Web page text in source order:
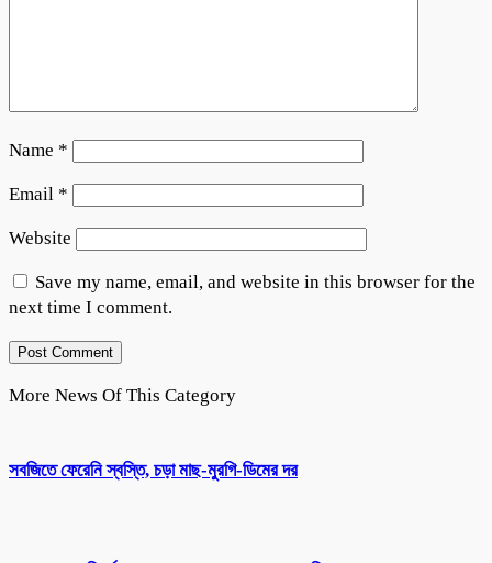
Name *
Email *
Website
Save my name, email, and website in this browser for the
next time I comment.
More News Of This Category
সবজিতে ফেরেনি স্বস্তি, চড়া মাছ-মুরগি-ডিমের দর